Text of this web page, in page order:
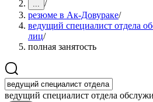
... /
резюме в Ак-Довураке/
ведущий специалист отдела
лиц/
полная занятость
ведущий специалист отдела